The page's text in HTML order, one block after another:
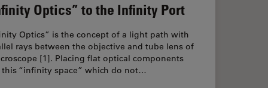
Optics” to the Infinity Port
Optics” is the concept of a light path with
rays between the objective and tube lens of
[1]. Placing flat optical components
“infinity space” which do not…